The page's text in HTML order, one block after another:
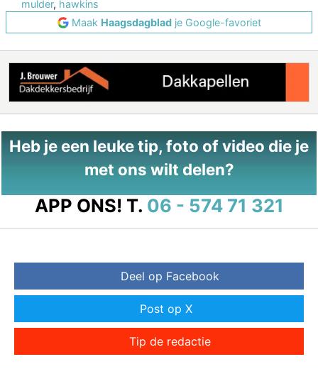
mulder, hawkins
Maak Haagsdagbladje Google-favoriet
Heb je een leuke tip, foto of video die je
met ons wilt delen?
APP ONS! T. 06 - 574 71 321
Deel op Facebook
Post op X
Tip de redactie